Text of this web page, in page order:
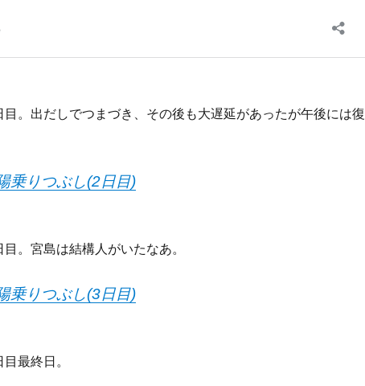
目。出だしでつまづき、その後も大遅延があったが午後には復
乗りつぶし(2日目)
。宮島は結構人がいたなあ。
乗りつぶし(3日目)
最終日。